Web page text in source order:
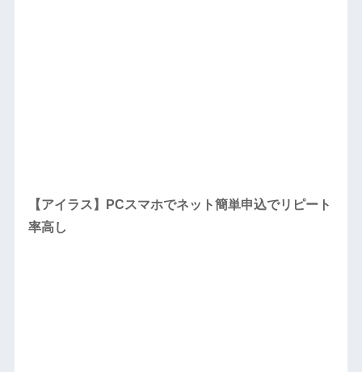
【アイラス】PCスマホでネット簡単申込でリピート
率高し